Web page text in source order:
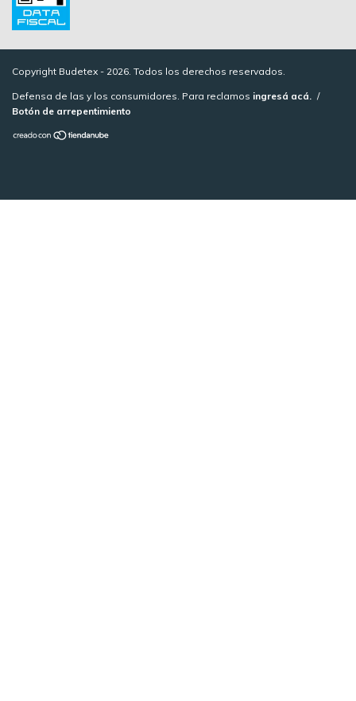
Copyright Budetex - 2026. Todos los derechos reservados.
Defensa de las y los consumidores. Para reclamos ingresá acá. /
Botón de arrepentimiento